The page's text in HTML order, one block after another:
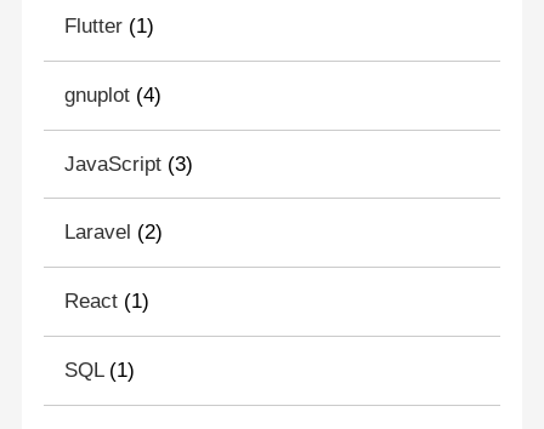
Flutter(1)
gnuplot(4)
JavaScript(3)
Laravel (2)
React(1)
SQL(1)